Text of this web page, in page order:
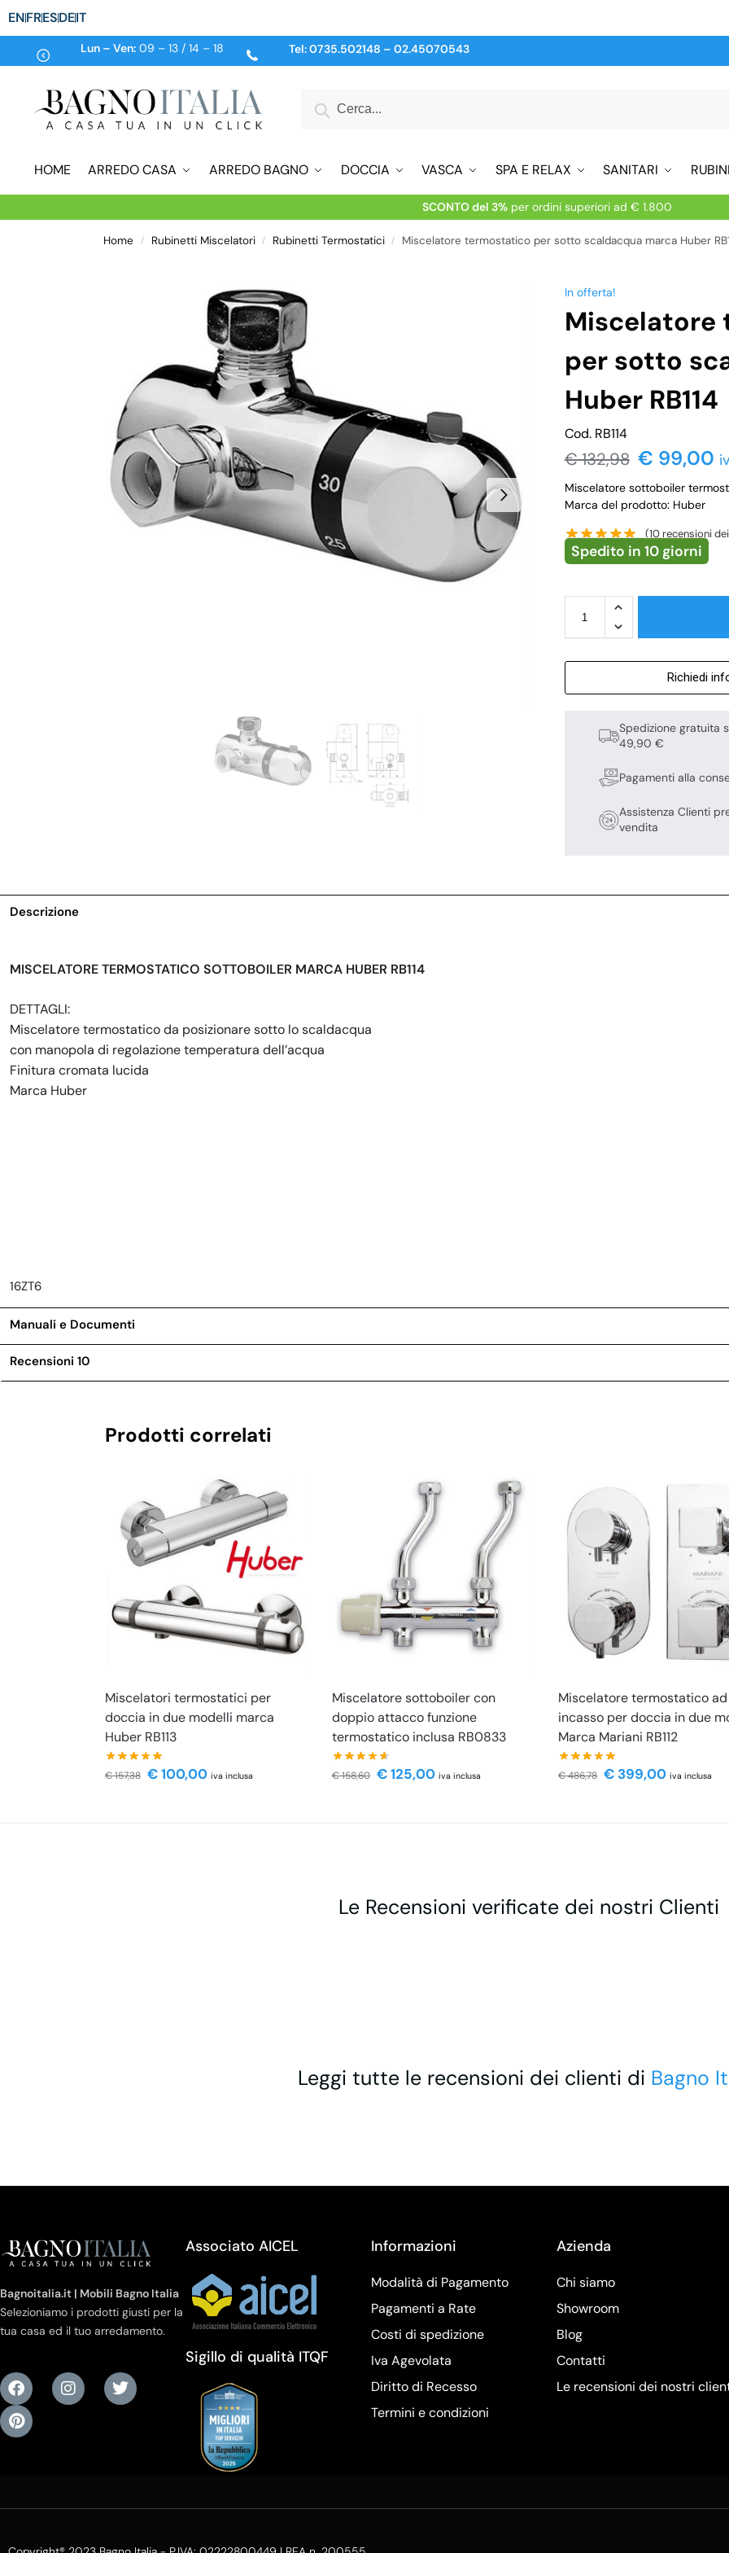
ENFRESDEIT
Lun – Ven:09 – 13 / 14 – 18 Tel:0735.502148 – 02.45070543
HOME ARREDO CASA ARREDO BAGNO DOCCIA VASCA SPA E RELAX SANITARI
SCONTO del 3%per ordini superiori ad € 1.800
Home / Rubinetti Miscelatori / Rubinetti Termostatici / Miscelatore termostatico per sotto scaldacqua marca Huber
In offerta!
per sotto
Huber RB114
Cod. RB114
€132,98 € 99,00
Miscelatore sottoboiler
Marca del prodotto: Huber
(10 recensioni
Spedito in 10 giorni
Richiedi
Spedizione gratuita
49,90 €
Pagamenti alla
Assistenza Clienti
vendita
Descrizione
MISCELATORE TERMOSTATICO SOTTOBOILER MARCA HUBER RB114
DETTAGLI:
Miscelatore termostatico da posizionare sotto lo scaldacqua
con manopola di regolazione temperatura dell’acqua
Finitura cromata lucida
Marca Huber
16ZT6
Manuali e Documenti
Recensioni 10
Prodotti correlati
Miscelatori termostatici per
doccia in due modelli marca
Huber RB113
€157,38 €100,00 iva inclusa
Miscelatore sottoboiler con
doppio attacco funzione
termostatico inclusa RB0833
€158,60 €125,00 iva inclusa
Miscelatore termostatico ad
incasso per doccia in due
Marca Mariani RB112
€486,78 € 399,00 iva inclusa
Le Recensioni verificate dei nostri Clienti
Leggi tutte le recensioni dei clienti di Bagno
Bagnoitalia.it | Mobili Bagno Italia
Selezioniamo i prodotti giusti per la
tua casa ed il tuo arredamento.
Associato AICEL
Sigillo di qualità ITQF
Informazioni
Modalità di Pagamento
Pagamenti a Rate
Costi di spedizione
Iva Agevolata
Diritto di Recesso
Termini e condizioni
Azienda
Chi siamo
Showroom
Blog
Contatti
Le recensioni dei nostri